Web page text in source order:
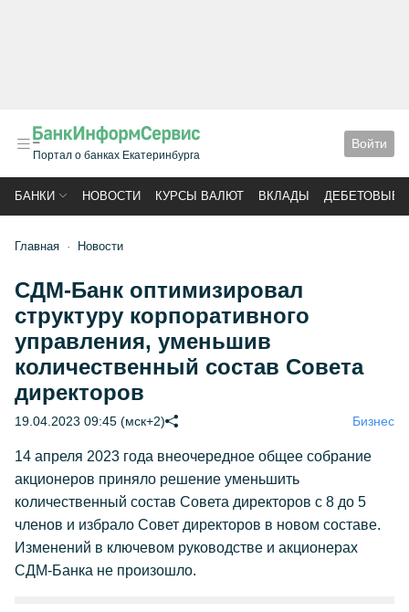
Портал о банках Екатеринбурга
Войти
БАНКИ НОВОСТИ КУРСЫ ВАЛЮТ ВКЛАДЫ ДЕБЕТОВЫЕ
Главная Новости
СДМ-Банк оптимизировал
структуру корпоративного
управления, уменьшив
количественный состав Совета
директоров
19.04.2023 09:45 (мск+2) Бизнес
14 апреля 2023 года внеочередное общее собрание
акционеров приняло решение уменьшить
количественный состав Совета директоров с 8 до 5
членов и избрало Совет директоров в новом составе.
Изменений в ключевом руководстве и акционерах
СДМ-Банка не произошло.